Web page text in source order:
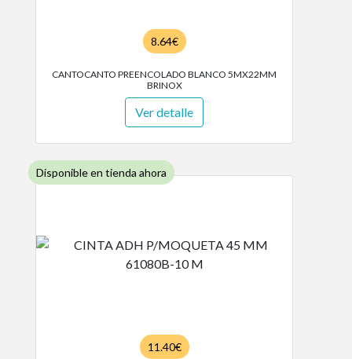
8.64€
CANTOCANTO PREENCOLADO BLANCO 5MX22MM
BRINOX
Ver detalle
Disponible en tienda ahora
11.40€